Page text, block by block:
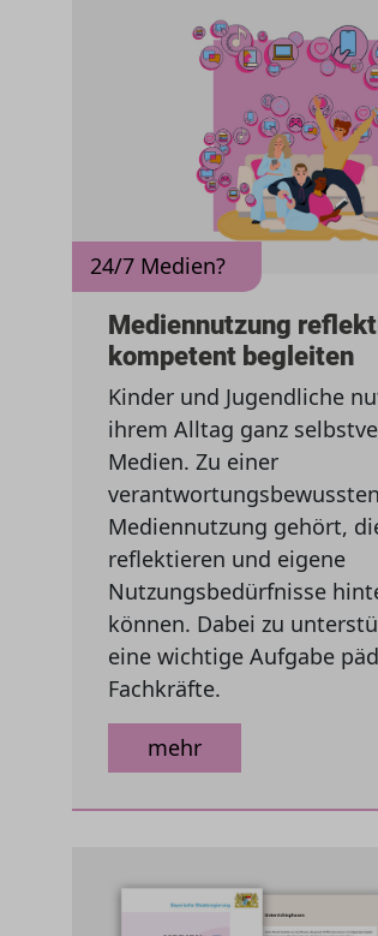
24/7 Medien?
Mediennutzung
kompetent begleiten
Kinder und Jugendliche
ihrem Alltag ganz
Medien. Zu einer
verantwortungsbewussten
Mediennutzung gehört,
reflektieren und eigene
Nutzungsbedürfnisse
können. Dabei zu
eine wichtige Aufgabe
Fachkräfte.
mehr